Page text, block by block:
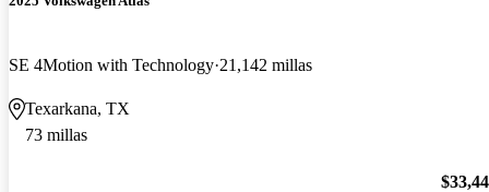
SE 4Motion with Technology 21,142 millas
Texarkana, TX
73 millas